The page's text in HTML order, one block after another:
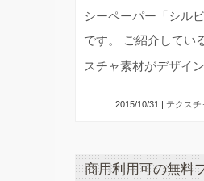
シーペーパー「シル
です。 ご紹介してい
スチャ素材がデザイ
2015/10/31 | テクスチ
商用利用可の無料